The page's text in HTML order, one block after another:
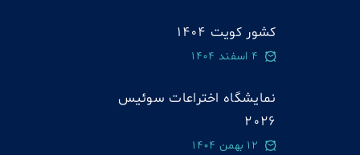
کشور کویت 1404
4 اسفند 1404
نمایشگاه اختراعات سوئيس
2026
12 بهمن 1404